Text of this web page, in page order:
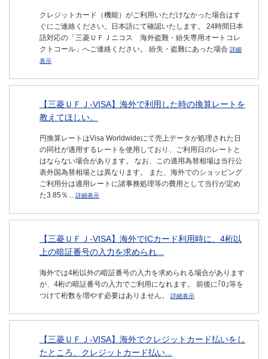
クレジットカード（機能）がご利用いただけなかった場合はす
ぐにご連絡ください。日本語にて確認いたします。 24時間日本
語対応の「三菱ＵＦＪニコス 海外盗難・紛失専用オートコレ
クトコール」へご連絡ください。 紛失・盗難にあった場合 詳細
表示
【三菱ＵＦＪ-VISA】海外で利用した時の換算レートを
教えてほしい。
円換算レートはVisa Worldwideにて売上データが処理された日
の同社が適用するレートを使用しており、ご利用日のレートと
はならない場合があります。 なお、この適用為替相場は当行公
表外国為替相場とは異なります。 また、海外でのショッピング
ご利用分は適用レートに諸事務処理等の費用として当行が定め
た3.85％... 詳細表示
【三菱ＵＦＪ-VISA】海外でICカード利用時に、4桁以
上の暗証番号の入力を求められ...
海外では4桁以外の暗証番号の入力を求められる場合があります
が、4桁の暗証番号の入力でご利用になれます。 前後に｢0｣等を
つけて桁数を増やす必要はありません。
詳細表示
【三菱ＵＦＪ-VISA】海外でクレジットカード払いをし
たところ、クレジットカード払い...